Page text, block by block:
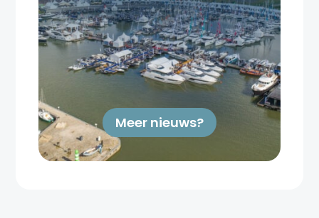
Meer nieuws?